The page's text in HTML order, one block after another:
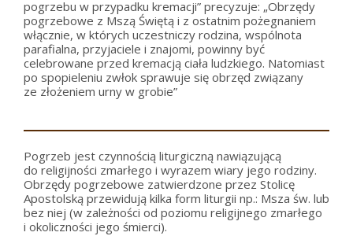
pogrzebu w przypadku kremacji” precyzuje: „Obrzędy
pogrzebowe z Mszą Świętą i z ostatnim pożegnaniem
włącznie, w których uczestniczy rodzina, wspólnota
parafialna, przyjaciele i znajomi, powinny być
celebrowane przed kremacją ciała ludzkiego. Natomiast
po spopieleniu zwłok sprawuje się obrzęd związany
ze złożeniem urny w grobie”
Pogrzeb jest czynnością liturgiczną nawiązującą
do religijności zmarłego i wyrazem wiary jego rodziny.
Obrzędy pogrzebowe zatwierdzone przez Stolicę
Apostolską przewidują kilka form liturgii np.: Msza św. lub
bez niej (w zależności od poziomu religijnego zmarłego
i okoliczności jego śmierci).